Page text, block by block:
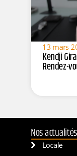
13 mars
Kendji
Rendez-
Nos actualités
Locale